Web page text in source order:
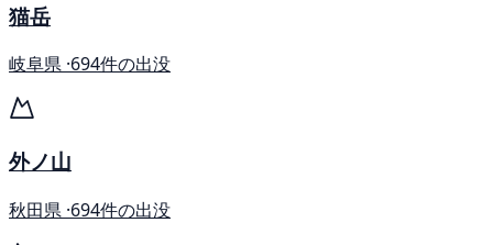
猫岳
岐阜県 ·694件の出没
外ノ山
秋田県 ·694件の出没